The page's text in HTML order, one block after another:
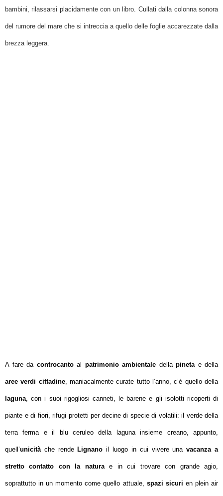
bambini, rilassarsi placidamente con un libro. Cullati dalla colonna sonora
del rumore del mare che si intreccia a quello delle foglie accarezzate dalla
brezza leggera.
A fare da controcantoal patrimonio ambientale della pinetae della
aree verdi cittadine, maniacalmente curate tutto l’anno, c’è quello della
laguna, con i suoi rigogliosi canneti, le barene e gli isolotti ricoperti di
piante e di fiori, rifugi protetti per decine di specie di volatili: il verde della
terra ferma e il blu ceruleo della laguna insieme creano, appunto,
quell’unicitàche rende Lignanoil luogo in cui vivere unavacanza a
stretto contatto con la naturae in cui trovare con grande agio,
soprattutto in un momento come quello attuale, spazi sicuri en plein air